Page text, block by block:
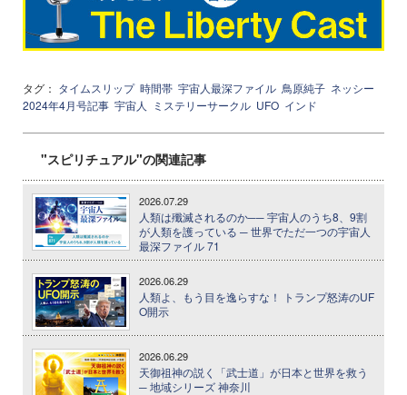
タグ： タイムスリップ 時間帯 宇宙人最深ファイル 鳥原純子 ネッシー
2024年4月号記事 宇宙人 ミステリーサークル UFO インド
"スピリチュアル"の関連記事
2026.07.29
人類は殲滅されるのか── 宇宙人のうち8、9割
が人類を護っている ─ 世界でただ一つの宇宙人
最深ファイル 71
2026.06.29
人類よ、もう目を逸らすな！ トランプ怒涛のUF
O開示
2026.06.29
天御祖神の説く「武士道」が日本と世界を救う
─ 地域シリーズ 神奈川